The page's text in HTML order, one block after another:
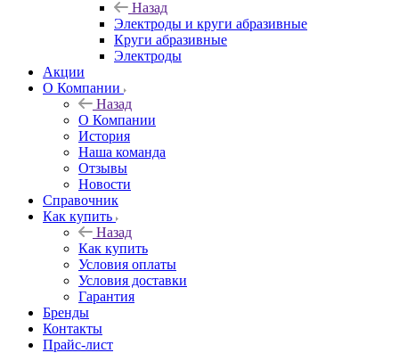
Назад
Электроды и круги абразивные
Круги абразивные
Электроды
Акции
О Компании
Назад
О Компании
История
Наша команда
Отзывы
Новости
Справочник
Как купить
Назад
Как купить
Условия оплаты
Условия доставки
Гарантия
Бренды
Контакты
Прайс-лист